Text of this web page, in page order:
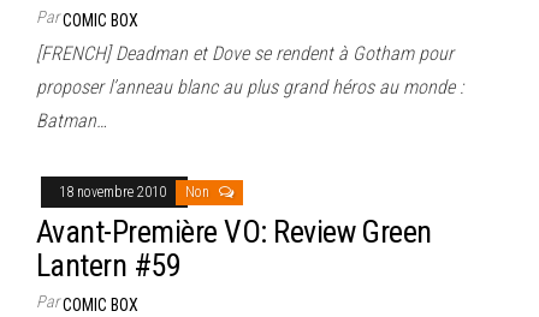
ParCOMIC BOX
[FRENCH] Deadman et Dove se rendent à Gotham pour
proposer l’anneau blanc au plus grand héros au monde :
Batman…
18 novembre 2010 Non
Avant-Première VO: Review Green
Lantern #59
ParCOMIC BOX